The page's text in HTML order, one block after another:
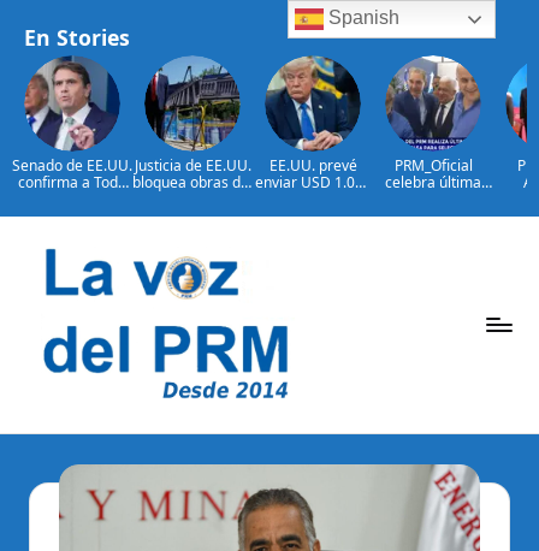
En Stories
Senado de EE.UU.
confirma a Todd
fiscal general
Justicia de EE.UU.
bloquea obras del
Trump
EE.UU. prevé
enviar USD 1.000
ayuda a Colombia
PRM_Oficial
celebra última
preparatoria
en
contenido
Del
Spanish